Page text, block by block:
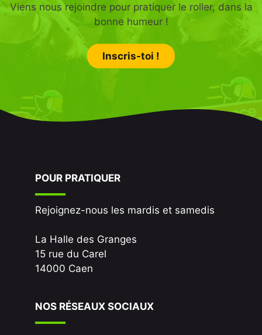
Viens nous rejoindre pour pratiquer le roller, dans la
bonne humeur !
Inscris-toi !
POUR PRATIQUER
Rejoignez-nous les mardis et samedis
La Halle des Granges
15 rue du Carel
14000 Caen
NOS RÉSEAUX SOCIAUX